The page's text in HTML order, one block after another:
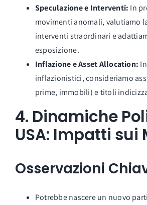
Speculazione e Interventi: In
movimenti anomali, valutiamo
interventi straordinari e
esposizione.
Inflazione e Asset Allocation:
inflazionistici, consideriamo
prime, immobili) e titoli
4. Dinamiche
USA: Impatti sui
Osservazioni
Potrebbe nascere un nuovo